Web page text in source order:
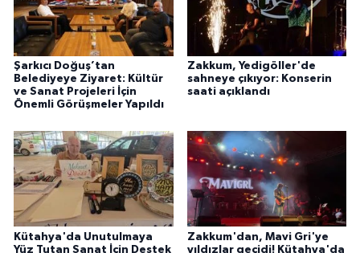
Şarkıcı Doğuş’tan
Belediyeye Ziyaret: Kültür
ve Sanat Projeleri İçin
Önemli Görüşmeler Yapıldı
Zakkum, Yedigöller'de
sahneye çıkıyor: Konserin
saati açıklandı
Kütahya'da Unutulmaya
Yüz Tutan Sanat İçin Destek
Zakkum'dan, Mavi Gri'ye
yıldızlar geçidi! Kütahya'da